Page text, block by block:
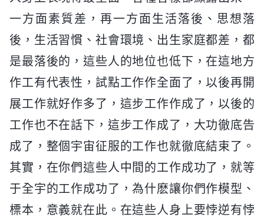
一方面素質差，再一方面生活落後、思想落
後，生活習慣、社會環境、出生家庭都差，都
是最落後的，這些人的地位也低下，在這地方
作工有代表性，試點工作作全面了，以後再開
展工作就好作多了，這步工作作成了，以後的
工作也不在話下，這步工作成了，大功徹底告
成了，整個宇宙征服的工作也就徹底結束了。
其實，在你們這些人中間的工作成功了，就等
于全宇的工作成功了，為什麽讓你們作模型、
標本，意義就在此。在這些人身上要悖逆有悖